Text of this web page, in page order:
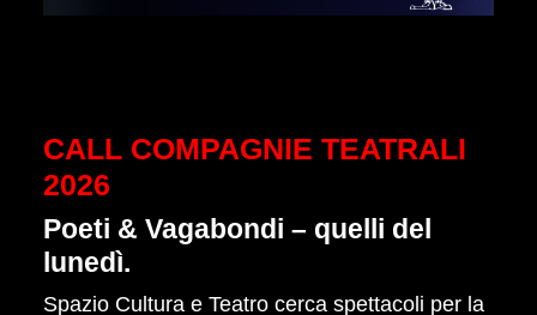
CALL COMPAGNIE TEATRALI
2026
Poeti & Vagabondi – quelli del
lunedì.
Spazio Cultura e Teatro cerca spettacoli per la